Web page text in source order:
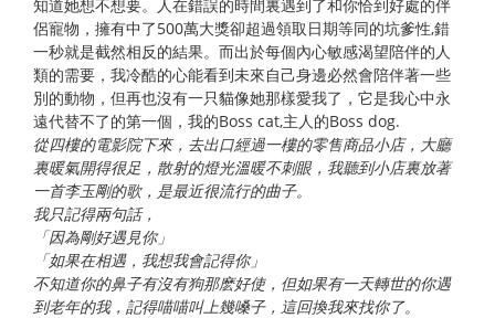
知道她想不想要。人在錯誤的時間裏遇到了和你恰到好處的伴
侶寵物，擁有中了500萬大獎卻超過領取日期等同的坑爹性,錯
一秒就是截然相反的結果。而出於每個內心敏感渴望陪伴的人
類的需要，我冷酷的心能看到未來自己身邊必然會陪伴著一些
別的動物，但再也沒有一只貓像她那樣愛我了，它是我心中永
遠代替不了的第一個，我的Boss cat,主人的Boss dog.
從四樓的電影院下來，去出口經過一樓的零售商品小店，大廳
裏暖氣開得很足，散射的燈光溫暖不刺眼，我聽到小店裏放著
一首李玉剛的歌，是最近很流行的曲子。
我只記得兩句話，
「因為剛好遇見你」
「如果在相遇，我想我會記得你」
不知道你的鼻子有沒有狗那麽好使，但如果有一天轉世的你遇
到老年的我，記得喵喵叫上幾嗓子，這回換我來找你了。